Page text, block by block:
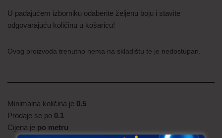
U padajućem izborniku odaberite željenu boju i stavite
odgovarajuću količinu u košaricu!
Ovog proizvoda trenutno nema na skladištu te je nedostupan.
Minimalna količina je 0.5
Prodaje se po 0.1
Cijena je po metru